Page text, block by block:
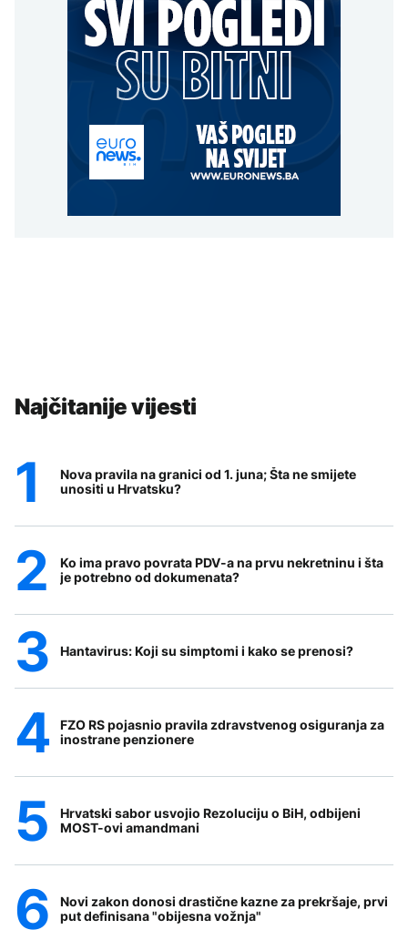
Najčitanije vijesti
Nova pravila na granici od 1. juna; Šta ne smijete
unositi u Hrvatsku?
Ko ima pravo povrata PDV-a na prvu nekretninu i šta
je potrebno od dokumenata?
Hantavirus: Koji su simptomi i kako se prenosi?
FZO RS pojasnio pravila zdravstvenog osiguranja za
inostrane penzionere
Hrvatski sabor usvojio Rezoluciju o BiH, odbijeni
MOST-ovi amandmani
Novi zakon donosi drastične kazne za prekršaje, prvi
put definisana "obijesna vožnja"